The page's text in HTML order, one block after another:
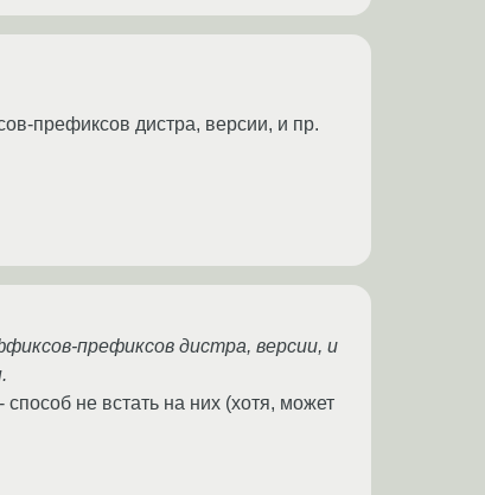
префиксов дистра, версии, и пр.
префиксов дистра, версии, и
не встать на них (хотя, может